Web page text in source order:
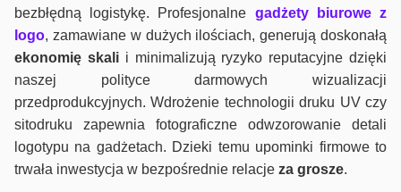
bezbłędną logistykę. Profesjonalne gadżety biurowe z
logo, zamawiane w dużych ilościach, generują doskonałą
ekonomię skalii minimalizują ryzyko reputacyjne dzięki
naszej polityce darmowych wizualizacji
przedprodukcyjnych. Wdrożenie technologii druku UV czy
sitodruku zapewnia fotograficzne odwzorowanie detali
logotypu na gadżetach. Dzieki temu upominki firmowe to
trwała inwestycja w bezpośrednie relacje za grosze.